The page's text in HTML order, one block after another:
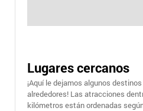
Lugares cercanos
¡Aquí le dejamos algunos
alrededores! Las atracciones
kilómetros están ordenadas